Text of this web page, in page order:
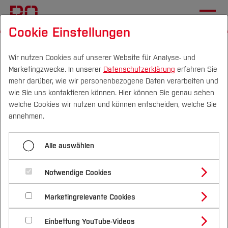
Campus Personen DE|EN Quicklinks
Studium
Studienangebote
Bachelorstudiengänge
Masterstudiengänge
Vor dem Studium
Bewerben & Einschreiben
Bewerbungsportal
Im Studium
Studienbüros und Prüfungen
Nach dem Studium
Forschung & Transfer
Profil
Forschungs- und Transferprofil
Schwerpunkte (FuT)
Beratung & Förderung
Nachhaltigkeit
Nachhaltigkeit studieren
International
BIOMEILER
Team
Menü aufklappen
Team
Kooperation & Standort
Unser Team
Aufgrund der vielfältigen Arbeiten besteht unser
Team aus Studierenden verschiedenster
Bachelor- und Masterstudiengänge, die sich
gemeinsam oder in kleineren Gruppen um die
Cookie Einstellungen
Wir nutzen Cookies auf unserer Website für Analyse- und
Marketingzwecke. In unserer Datenschutzerklärung erfahren Sie
mehr darüber, wie wir personenbezogene Daten verarbeiten und
wie Sie uns kontaktieren können. Hier können Sie genau sehen
welche Cookies wir nutzen und können entscheiden, welche Sie
annehmen.
Alle auswählen
Notwendige Cookies
Marketingrelevante Cookies
Einbettung YouTube-Videos